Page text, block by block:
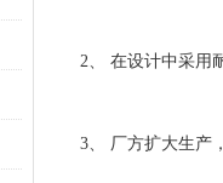
2、 在设计中采用
3、 厂方扩大生产